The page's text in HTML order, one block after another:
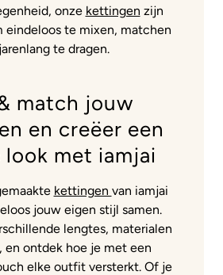
onze kettingen zijn
eindeloos te mixen, matchen
te dragen.
match jouw
en creëer een
look met iamjai
kettingen van iamjai
jouw eigen stijl samen.
lengtes, materialen
en ontdek hoe je met een
elke outfit versterkt. Of je